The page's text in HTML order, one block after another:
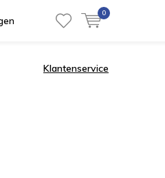
0
Klantenservice